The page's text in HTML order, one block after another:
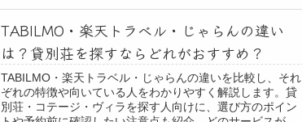
TABILMO・楽天トラベル・じゃらんの違い
は？貸別荘を探すならどれがおすすめ？
TABILMO・楽天トラベル・じゃらんの違いを比較し、それ
ぞれの特徴や向いている人をわかりやすく解説します。貸
別荘・コテージ・ヴィラを探す人向けに、選び方のポイン